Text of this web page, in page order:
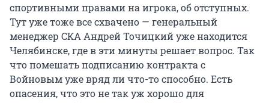
спортивными правами на игрока, об отступных.
Тут уже тоже все схвачено — генеральный
менеджер СКА Андрей Точицкий уже находится
Челябинске, где в эти минуты решает вопрос. Так
что помешать подписанию контракта с
Войновым уже вряд ли что-то способно. Есть
опасения, что это не так уж хорошо для